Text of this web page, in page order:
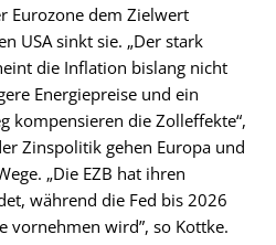
Eurozone dem Zielwert
USA sinkt sie. „Der stark
die Inflation bislang nicht
Energiepreise und ein
kompensieren die Zolleffekte“,
Zinspolitik gehen Europa und
„Die EZB hat ihren
während die Fed bis 2026
vornehmen wird”, so Kottke.